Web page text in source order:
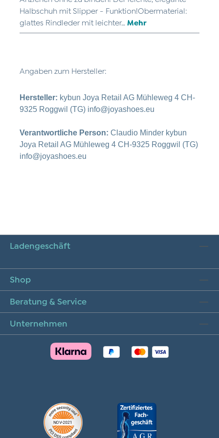
Halbschuh mit Slipper - Funktion!Obermaterial:
glattes Rindleder mit leichter… Mehr
Angaben zum Hersteller:
Hersteller: kybun Joya Retail AG Mühleweg 4 CH-
9325 Roggwil (TG) info@joyashoes.eu
Verantwortliche Person: Claudio Minder kybun
Joya Retail AG Mühleweg 4 CH-9325 Roggwil (TG)
info@joyashoes.eu
Ladengeschäft
Shop
Beratung & Service
Unternehmen